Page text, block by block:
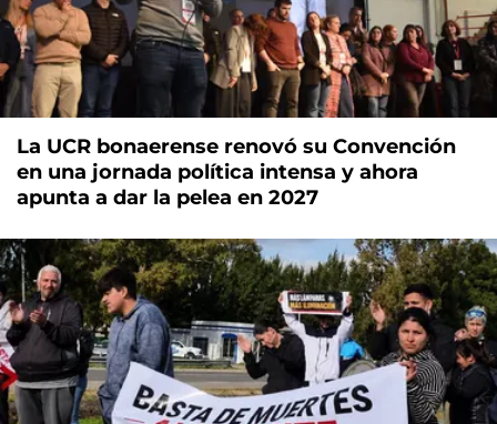
La UCR bonaerense renovó su Convención
en una jornada política intensa y ahora
apunta a dar la pelea en 2027